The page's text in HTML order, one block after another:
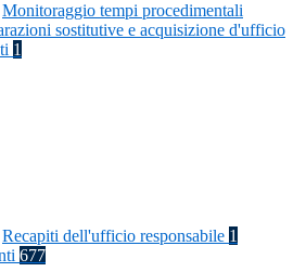
Monitoraggio tempi procedimentali
sostitutive e acquisizione d'ufficio
1
Recapiti dell'ufficio responsabile 1
677